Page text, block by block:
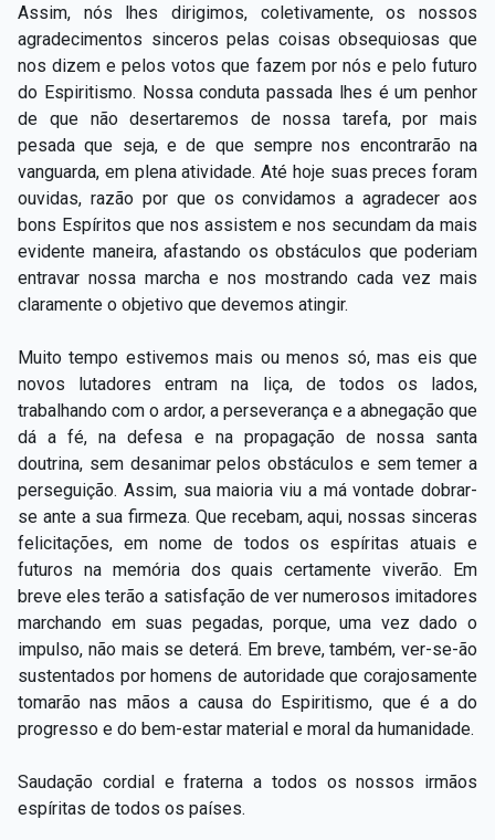
Assim, nós lhes dirigimos, coletivamente, os nossos
agradecimentos sinceros pelas coisas obsequiosas que
nos dizem e pelos votos que fazem por nós e pelo futuro
do Espiritismo. Nossa conduta passada lhes é um penhor
de que não desertaremos de nossa tarefa, por mais
pesada que seja, e de que sempre nos encontrarão na
vanguarda, em plena atividade. Até hoje suas preces foram
ouvidas, razão por que os convidamos a agradecer aos
bons Espíritos que nos assistem e nos secundam da mais
evidente maneira, afastando os obstáculos que poderiam
entravar nossa marcha e nos mostrando cada vez mais
claramente o objetivo que devemos atingir.
Muito tempo estivemos mais ou menos só, mas eis que
novos lutadores entram na liça, de todos os lados,
trabalhando com o ardor, a perseverança e a abnegação que
dá a fé, na defesa e na propagação de nossa santa
doutrina, sem desanimar pelos obstáculos e sem temer a
perseguição. Assim, sua maioria viu a má vontade dobrar-
se ante a sua firmeza. Que recebam, aqui, nossas sinceras
felicitações, em nome de todos os espíritas atuais e
futuros na memória dos quais certamente viverão. Em
breve eles terão a satisfação de ver numerosos imitadores
marchando em suas pegadas, porque, uma vez dado o
impulso, não mais se deterá. Em breve, também, ver-se-ão
sustentados por homens de autoridade que corajosamente
tomarão nas mãos a causa do Espiritismo, que é a do
progresso e do bem-estar material e moral da humanidade.
Saudação cordial e fraterna a todos os nossos irmãos
espíritas de todos os países.